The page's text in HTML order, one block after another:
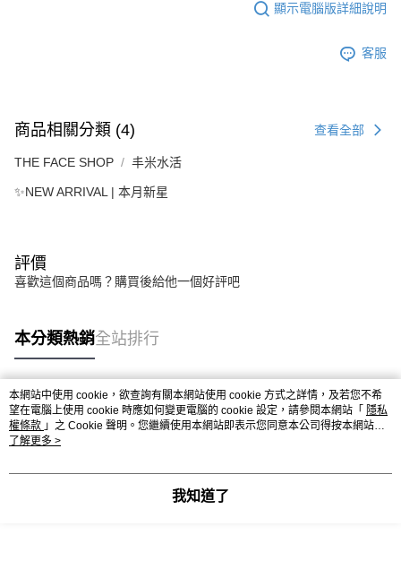
顯示電腦版詳細說明
客服
商品相關分類 (4) 查看全部
THE FACE SHOP 丰米水活
✨NEW ARRIVAL | 本月新星
評價
喜歡這個商品嗎？購買後給他一個好評吧
本分類熱銷全站排行
熱門標籤
本網站中使用 cookie，欲查詢有關本網站使用 cookie 方式之詳情，及若您不希
望在電腦上使用 cookie 時應如何變更電腦的 cookie 設定，請參閱本網站「 隱私
權條款 」之 Cookie 聲明。您繼續使用本網站即表示您同意本公司得按本網站使
用條款之 Cookie 聲明使用 cookie。
了解更多 >
我知道了